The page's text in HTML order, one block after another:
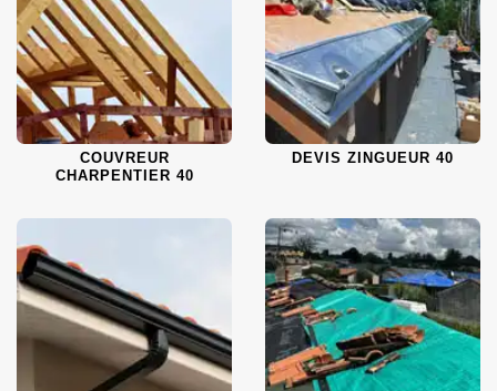
COUVREUR
CHARPENTIER 40
DEVIS ZINGUEUR 40